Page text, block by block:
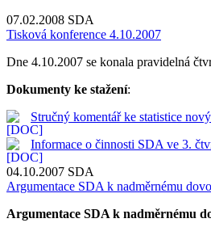
07.02.2008 SDA
Tisková konference 4.10.2007
Dne 4.10.2007 se konala pravidelná
Dokumenty ke stažení:
Stručný komentář ke statistice
Informace o činnosti SDA ve 3.
04.10.2007 SDA
Argumentace SDA k nadměrnému
Argumentace SDA k nadměrnému